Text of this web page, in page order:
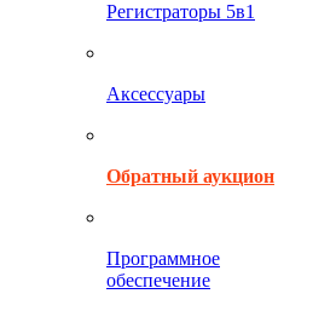
Регистраторы 5в1
Аксессуары
Обратный аукцион
Программное
обеспечение